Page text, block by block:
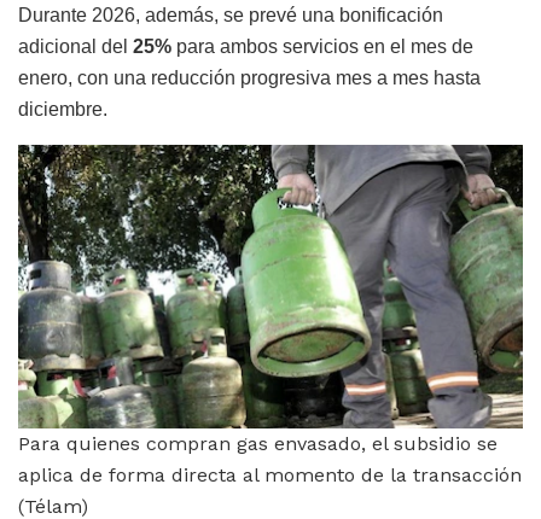
Durante 2026, además, se prevé una bonificación
adicional del 25% para ambos servicios en el mes de
enero, con una reducción progresiva mes a mes hasta
diciembre.
Para quienes compran gas envasado, el subsidio se
aplica de forma directa al momento de la transacción
(Télam)